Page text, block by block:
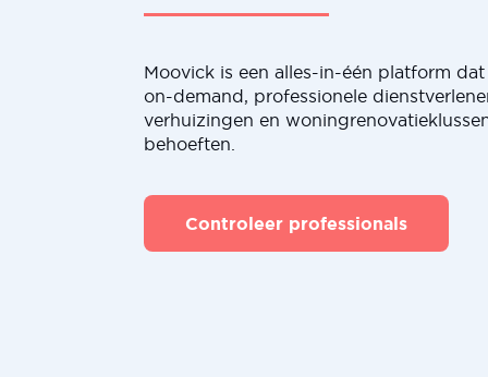
Moovick is een alles-in-één platform
on-demand, professionele
verhuizingen en
behoeften.
Controleer professionals